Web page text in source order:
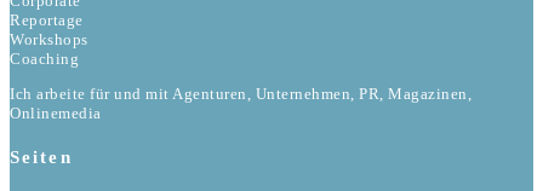
Reportage
Workshops
Coaching
Ich arbeite für und mit Agenturen, Unternehmen, PR, Magazinen,
Onlinemedia
Seiten